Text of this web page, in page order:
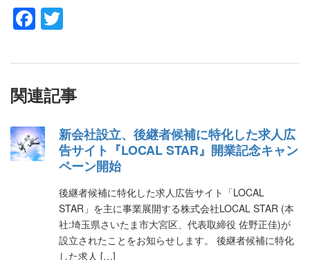
Facebook
関連記事
新会社設立、後継者候補に特化した求人広
告サイト『LOCAL STAR』開業記念キャン
ペーン開始
後継者候補に特化した求人広告サイト「LOCAL
STAR」を主に事業展開する株式会社LOCAL STAR (本
社:埼玉県さいたま市大宮区、代表取締役 佐野正佳)が
設立されたことをお知らせします。 後継者候補に特化
した求人 […]